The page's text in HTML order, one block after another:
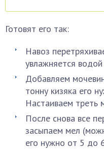
Готовят его так:
Навоз
увлажняется
Добавляем
тонну кизяка его
Настаиваем треть
После снова все
засыпаем мел
его нужно от 5 до